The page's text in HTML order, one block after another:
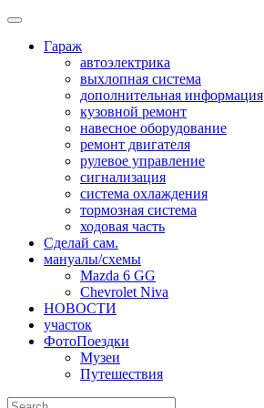
Skip
contentГараж
автоэлектрика
выхлопная система
дополнительная информация
кузовной ремонт
навесное оборудование
ремонт двигателя
рулевое управление
сигнализация
система охлаждения
тормозная система
ходовая часть
Сделай сам.
мануалы/схемы
Mazda 6 GG
Chevrolet Niva
НОВОСТИ
участок
ФотоПоездки
Музеи
Путешествия
Search